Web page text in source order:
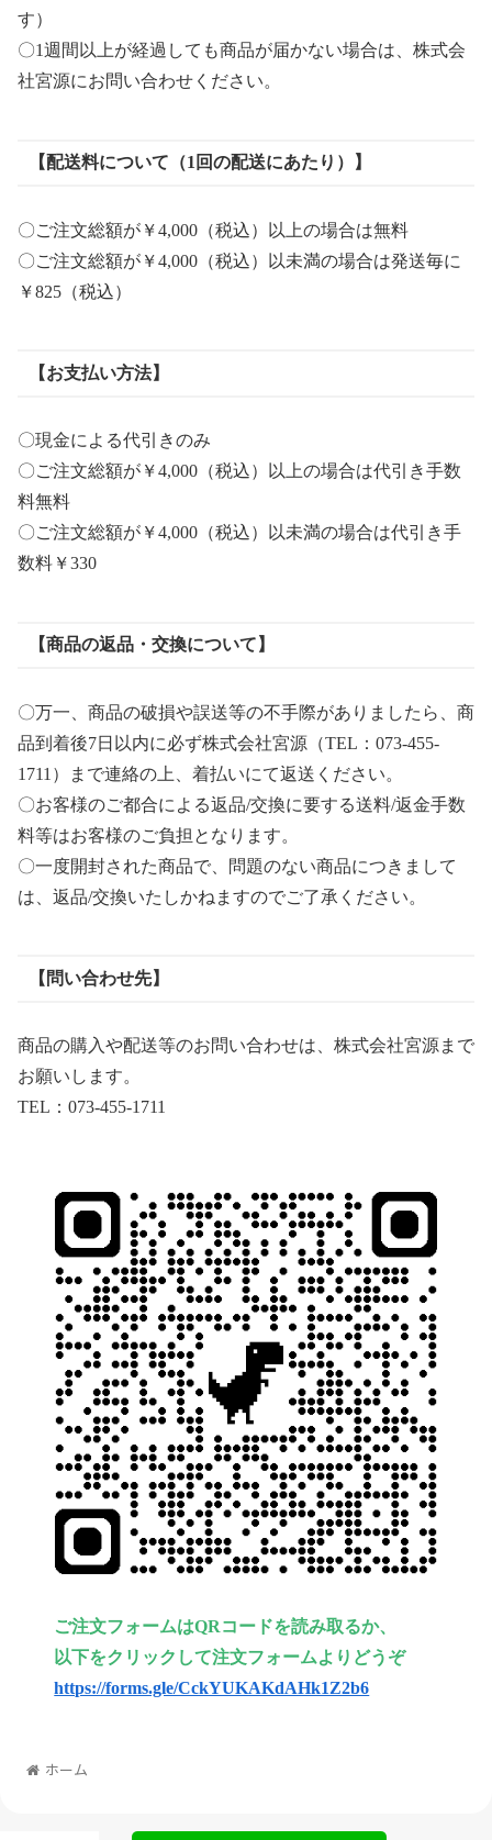
す）
〇1週間以上が経過しても商品が届かない場合は、株式会
社宮源にお問い合わせください。
【配送料について（1回の配送にあたり）】
〇ご注文総額が￥4,000（税込）以上の場合は無料
〇ご注文総額が￥4,000（税込）以未満の場合は発送毎に
￥825（税込）
【お支払い方法】
〇現金による代引きのみ
〇ご注文総額が￥4,000（税込）以上の場合は代引き手数
料無料
〇ご注文総額が￥4,000（税込）以未満の場合は代引き手
数料￥330
【商品の返品・交換について】
〇万一、商品の破損や誤送等の不手際がありましたら、商
品到着後7日以内に必ず株式会社宮源（TEL：073-455-
1711）まで連絡の上、着払いにて返送ください。
〇お客様のご都合による返品/交換に要する送料/返金手数
料等はお客様のご負担となります。
〇一度開封された商品で、問題のない商品につきまして
は、返品/交換いたしかねますのでご了承ください。
【問い合わせ先】
商品の購入や配送等のお問い合わせは、株式会社宮源まで
お願いします。
TEL：073-455-1711
ご注文フォームはQRコードを読み取るか、
以下をクリックして注文フォームよりどうぞ
https://forms.gle/CckYUKAKdAHk1Z2b6
ホーム